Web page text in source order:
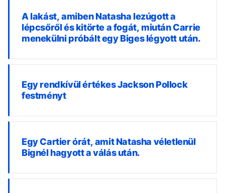
A lakást, amiben Natasha lezúgott a
lépcsőről és kitörte a fogát, miután Carrie
menekülni próbált egy Biges légyott után.
Egy rendkívül értékes Jackson Pollock
festményt
Egy Cartier órát, amit Natasha véletlenül
Bignél hagyott a válás után.